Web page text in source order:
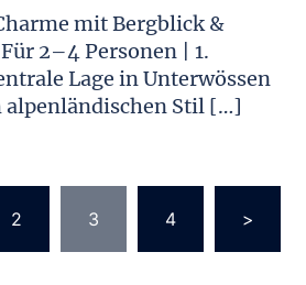
mit Bergblick &
2–4 Personen | 1.
Lage in Unterwössen
alpenländischen Stil […]
2 3 4 >